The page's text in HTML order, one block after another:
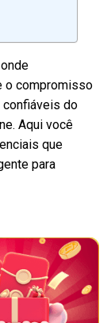
o compromisso
confiáveis do
Aqui você
que
para